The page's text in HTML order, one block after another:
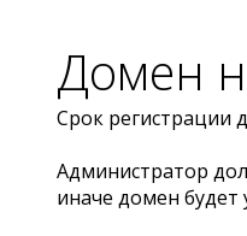
Домен
Срок регистрации
Администратор
иначе домен будет